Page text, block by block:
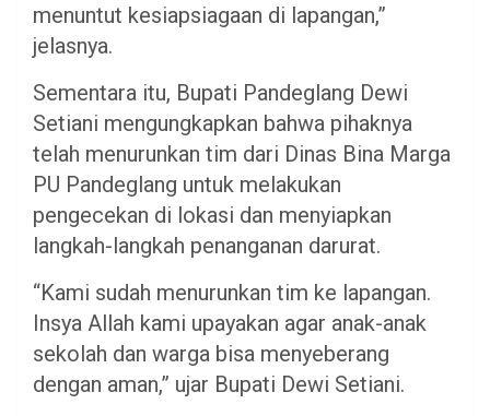
menuntut kesiapsiagaan di lapangan,”
jelasnya.
Sementara itu, Bupati Pandeglang Dewi
Setiani mengungkapkan bahwa pihaknya
telah menurunkan tim dari Dinas Bina Marga
PU Pandeglang untuk melakukan
pengecekan di lokasi dan menyiapkan
langkah-langkah penanganan darurat.
“Kami sudah menurunkan tim ke lapangan.
Insya Allah kami upayakan agar anak-anak
sekolah dan warga bisa menyeberang
dengan aman,” ujar Bupati Dewi Setiani.